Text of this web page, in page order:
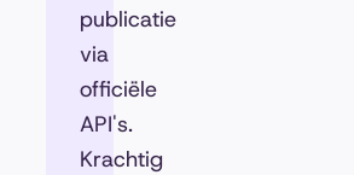
publicatie
via
officiële
API's.
Krachtig